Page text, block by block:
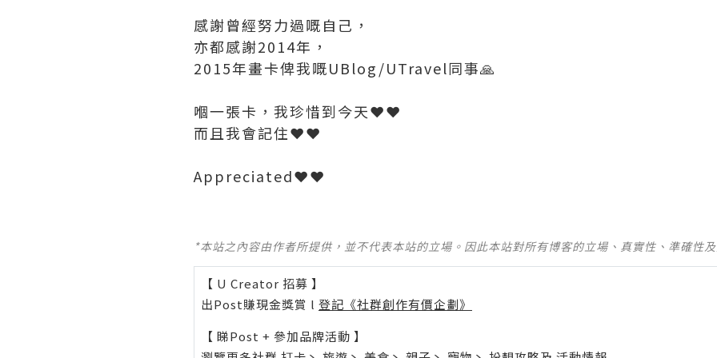
感謝曾經努力過嘅自己，
亦都感謝2014年，
2015年畫卡俾我嘅UBlog/UTravel同事🙏
嗰一張卡，我珍惜到今天❤️❤️
而且我會記住❤️❤️
Appreciated❤️❤️
*本站之內容由作者所提供，並不代表本站的立場。因此本站對所有博客的立場、真實性、準確性
【 U Creator 招募 】
出Post賺現金獎賞 l 登記《社群創作有價企劃》
【 睇Post + 參加品牌活動 】